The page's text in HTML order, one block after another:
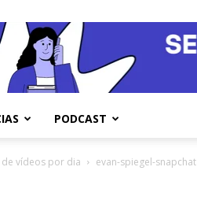
PODCAST
de vídeos por dia evan-spiegel-snapchat